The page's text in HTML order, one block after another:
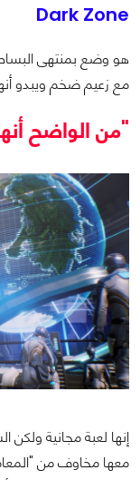
Dark Zone
مع زعيم ضخم ويبدو
"من الواضح
إنها لعبة مجانية ولكن